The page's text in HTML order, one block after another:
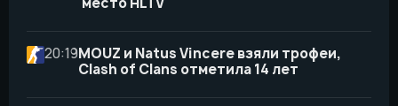
20:19MOUZ и Natus Vincere взяли трофеи,
Clash of Clans отметила 14 лет